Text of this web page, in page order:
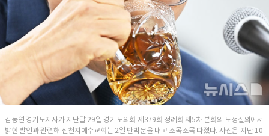
김동연 경기도지사가 지난달 29일 경기도의회 제379회 정례회 제5차 본회의 도정질의에서
밝힌 발언과 관련해 신천지예수교회는 2일 반박문을 내고 조목조목 따졌다. 사진은 지난 10